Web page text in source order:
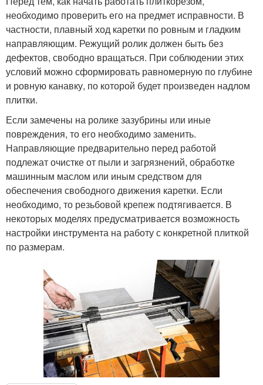
необходимо проверить его на предмет исправности. В
частности, плавный ход каретки по ровным и гладким
направляющим. Режущий ролик должен быть без
дефектов, свободно вращаться. При соблюдении этих
условий можно сформировать равномерную по глубине
и ровную канавку, по которой будет произведен надлом
плитки.
Если замечены на ролике зазубрины или иные
повреждения, то его необходимо заменить.
Направляющие предварительно перед работой
подлежат очистке от пыли и загрязнений, обработке
машинным маслом или иным средством для
обеспечения свободного движения каретки. Если
необходимо, то резьбовой крепеж подтягивается. В
некоторых моделях предусматривается возможность
настройки инструмента на работу с конкретной плиткой
по размерам.